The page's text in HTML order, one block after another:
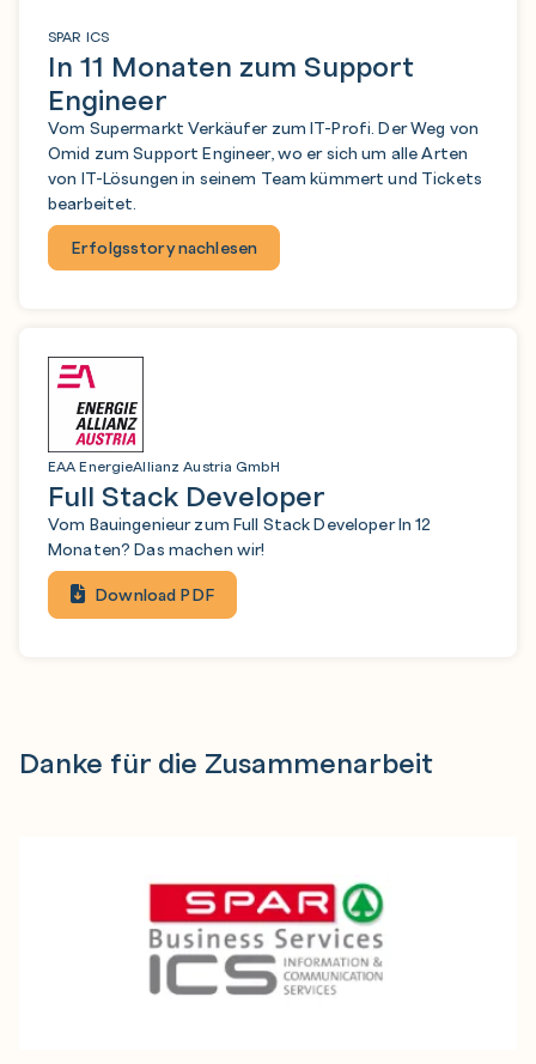
SPAR ICS
In 11 Monaten zum Support
Engineer
Vom Supermarkt Verkäufer zum IT-Profi. Der Weg von
Omid zum Support Engineer, wo er sich um alle Arten
von IT-Lösungen in seinem Team kümmert und Tickets
bearbeitet.
Erfolgsstory nachlesen
EAA EnergieAllianz Austria GmbH
Full Stack Developer
Vom Bauingenieur zum Full Stack Developer In 12
Monaten? Das machen wir!
Download PDF
Danke für die Zusammenarbeit